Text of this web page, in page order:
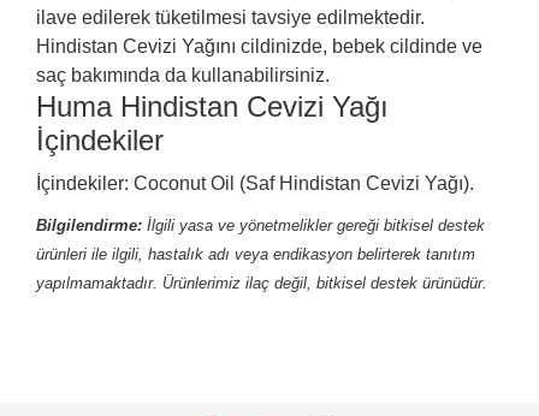
ilave edilerek tüketilmesi tavsiye edilmektedir.
Hindistan Cevizi Yağını cildinizde, bebek cildinde ve
saç bakımında da kullanabilirsiniz.
Huma Hindistan Cevizi Yağı
İçindekiler
İçindekiler: Coconut Oil (Saf Hindistan Cevizi Yağı).
Bilgilendirme: İlgili yasa ve yönetmelikler gereği bitkisel destek
ürünleri ile ilgili, hastalık adı veya endikasyon belirterek tanıtım
yapılmamaktadır. Ürünlerimiz ilaç değil, bitkisel destek ürünüdür.